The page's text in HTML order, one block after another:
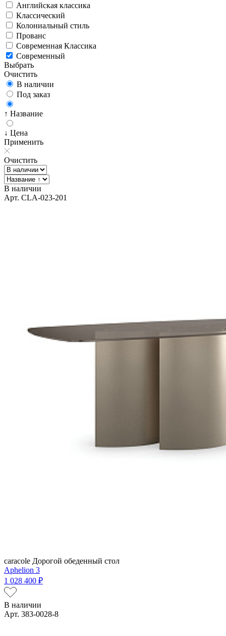
Английская классика
Классический
Колониальный стиль
Прованс
Современная Классика
Современный
Выбрать
Очистить
В наличии
Под заказ
↑ Название
↓ Цена
Применить
Очистить
В наличии
Арт. CLA-023-201
caracole Дорогой обеденный стол
Aphelion 3
1 028 400 ₽
В наличии
Арт. 383-0028-8